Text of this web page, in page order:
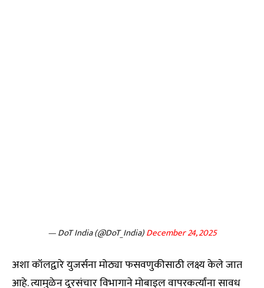
— DoT India (@DoT_India)December 24, 2025
अशा कॉलद्वारे युजर्सना मोठ्या फसवणुकीसाठी लक्ष्य केले जात
आहे. त्यामुळेन दूरसंचार विभागाने मोबाइल वापरकर्त्यांना सावध